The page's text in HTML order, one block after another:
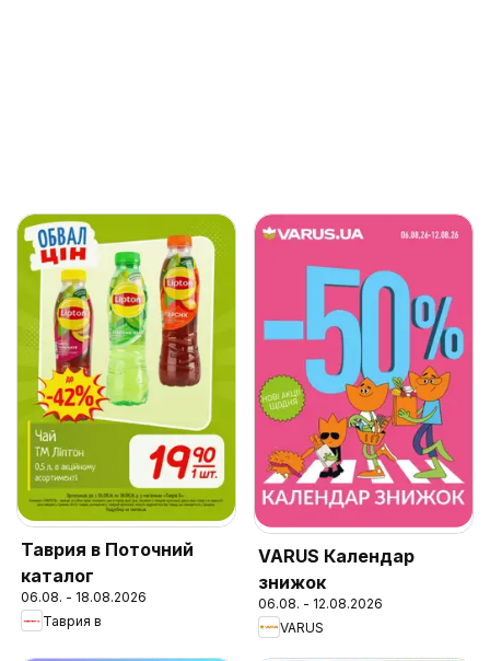
Таврия в Поточний
каталог
06.08. - 18.08.2026
Таврия в
VARUS Календар
знижок
06.08. - 12.08.2026
VARUS